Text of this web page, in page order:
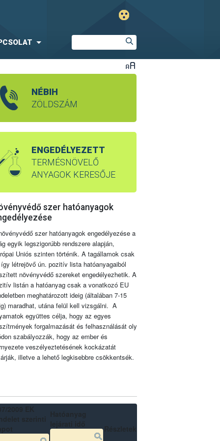
NÉBIH
ZÖLDSZÁM
ENGEDÉLYEZETT
TERMÉSNÖVELŐ
ANYAGOK KERESŐJE
szer hatóanyagok
szer hatóanyagok engedélyezése a
egyik legszigorúbb rendszere alapján,
Uniós szinten történik. A tagállamok csak
létrejövő ún. pozitív lista hatóanyagaiból
növényvédő szereket engedélyezhetik. A
listán a hatóanyag csak a vonatkozó EU
meghatározott ideig (általában 7-15
maradhat, utána felül kell vizsgálni. A
együttes célja, hogy az egyes
forgalmazását és felhasználását oly
szabályozzák, hogy az ember és
veszélyeztetésének kockázatát
illetve a lehető legkisebbre csökkentsék.